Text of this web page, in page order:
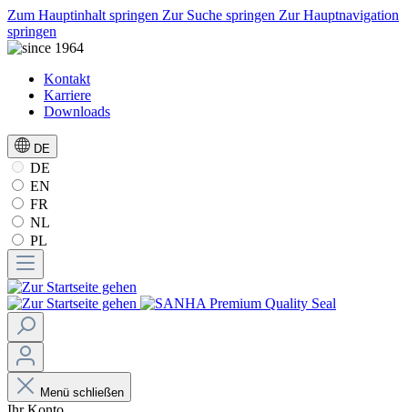
Zum Hauptinhalt springen Zur Suche springen Zur Hauptnavigation
springen
Kontakt
Karriere
Downloads
DE
DE
EN
FR
NL
PL
Menü schließen